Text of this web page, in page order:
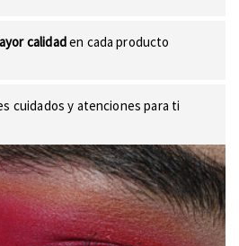
calidaden cada producto
cuidados y atenciones para ti